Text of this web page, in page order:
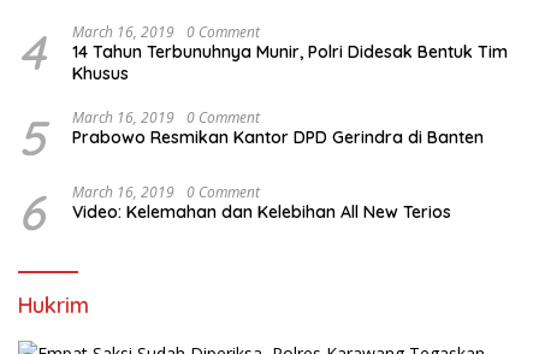
4 March 16, 2019 0 Comment
14 Tahun Terbunuhnya Munir, Polri Didesak Bentuk Tim
Khusus
5 March 16, 2019 0 Comment
Prabowo Resmikan Kantor DPD Gerindra di Banten
6 March 16, 2019 0 Comment
Video: Kelemahan dan Kelebihan All New Terios
Hukrim